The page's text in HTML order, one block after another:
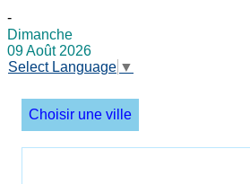
-
Dimanche
09 Août 2026
Select Language ▼
Choisir une ville